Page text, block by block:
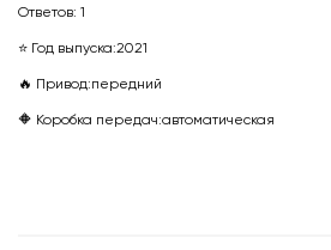
Ответов: 1
⭐ Год выпуска:2021
🔥 Привод:передний
🔶 Коробка передач:автоматическая